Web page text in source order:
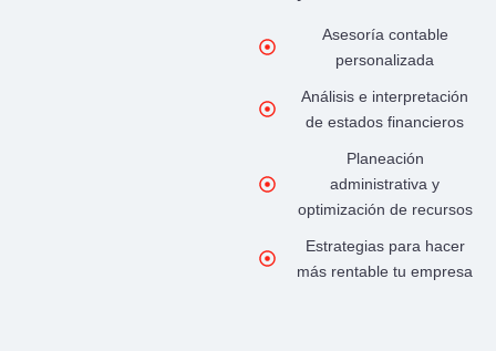
Asesoría contable
personalizada
Análisis e interpretación
de estados financieros
Planeación
administrativa y
optimización de recursos
Estrategias para hacer
más rentable tu empresa